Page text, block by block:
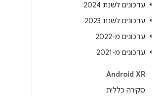
עדכונים לשנת 2024
עדכונים לשנת 2023
עדכונים מ-2022
עדכונים מ-2021
Android XR
סקירה כללית